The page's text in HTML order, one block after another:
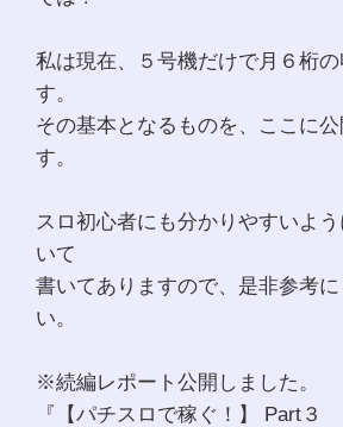
私は現在、５号機だけで月６桁
す。
その基本となるものを、ここに公
す。
スロ初心者にも分かりやすいよ
いて
書いてありますので、是非参考
い。
※続編レポート公開しました。
『【パチスロで稼ぐ！】 Part３